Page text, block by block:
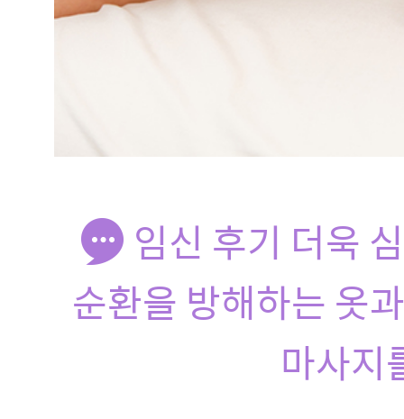
임신 후기 더욱
순환을 방해하는 옷
마사지